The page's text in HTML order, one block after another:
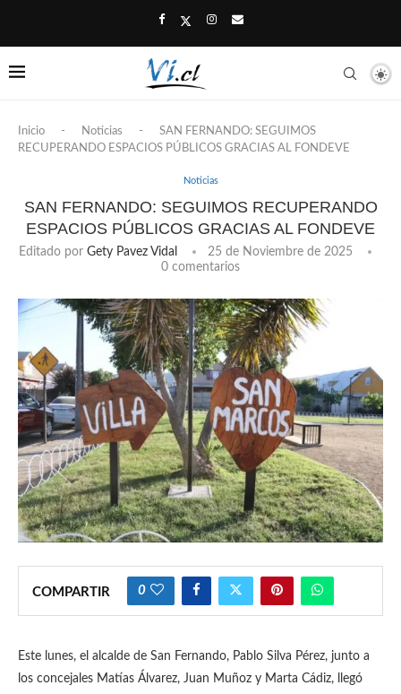
Inicio - Noticias -
SAN FERNANDO: SEGUIMOS
RECUPERANDO ESPACIOS PÚBLICOS GRACIAS AL FONDEVE
Noticias
SAN FERNANDO: SEGUIMOS RECUPERANDO
ESPACIOS PÚBLICOS GRACIAS AL FONDEVE
Editado por Gety Pavez Vidal
25 de Noviembre de 2025
0 comentarios
COMPARTIR 0
Este lunes, el alcalde de San Fernando, Pablo Silva Pérez, junto a
los concejales Matías Álvarez, Juan Muñoz y Marta Cádiz, llegó